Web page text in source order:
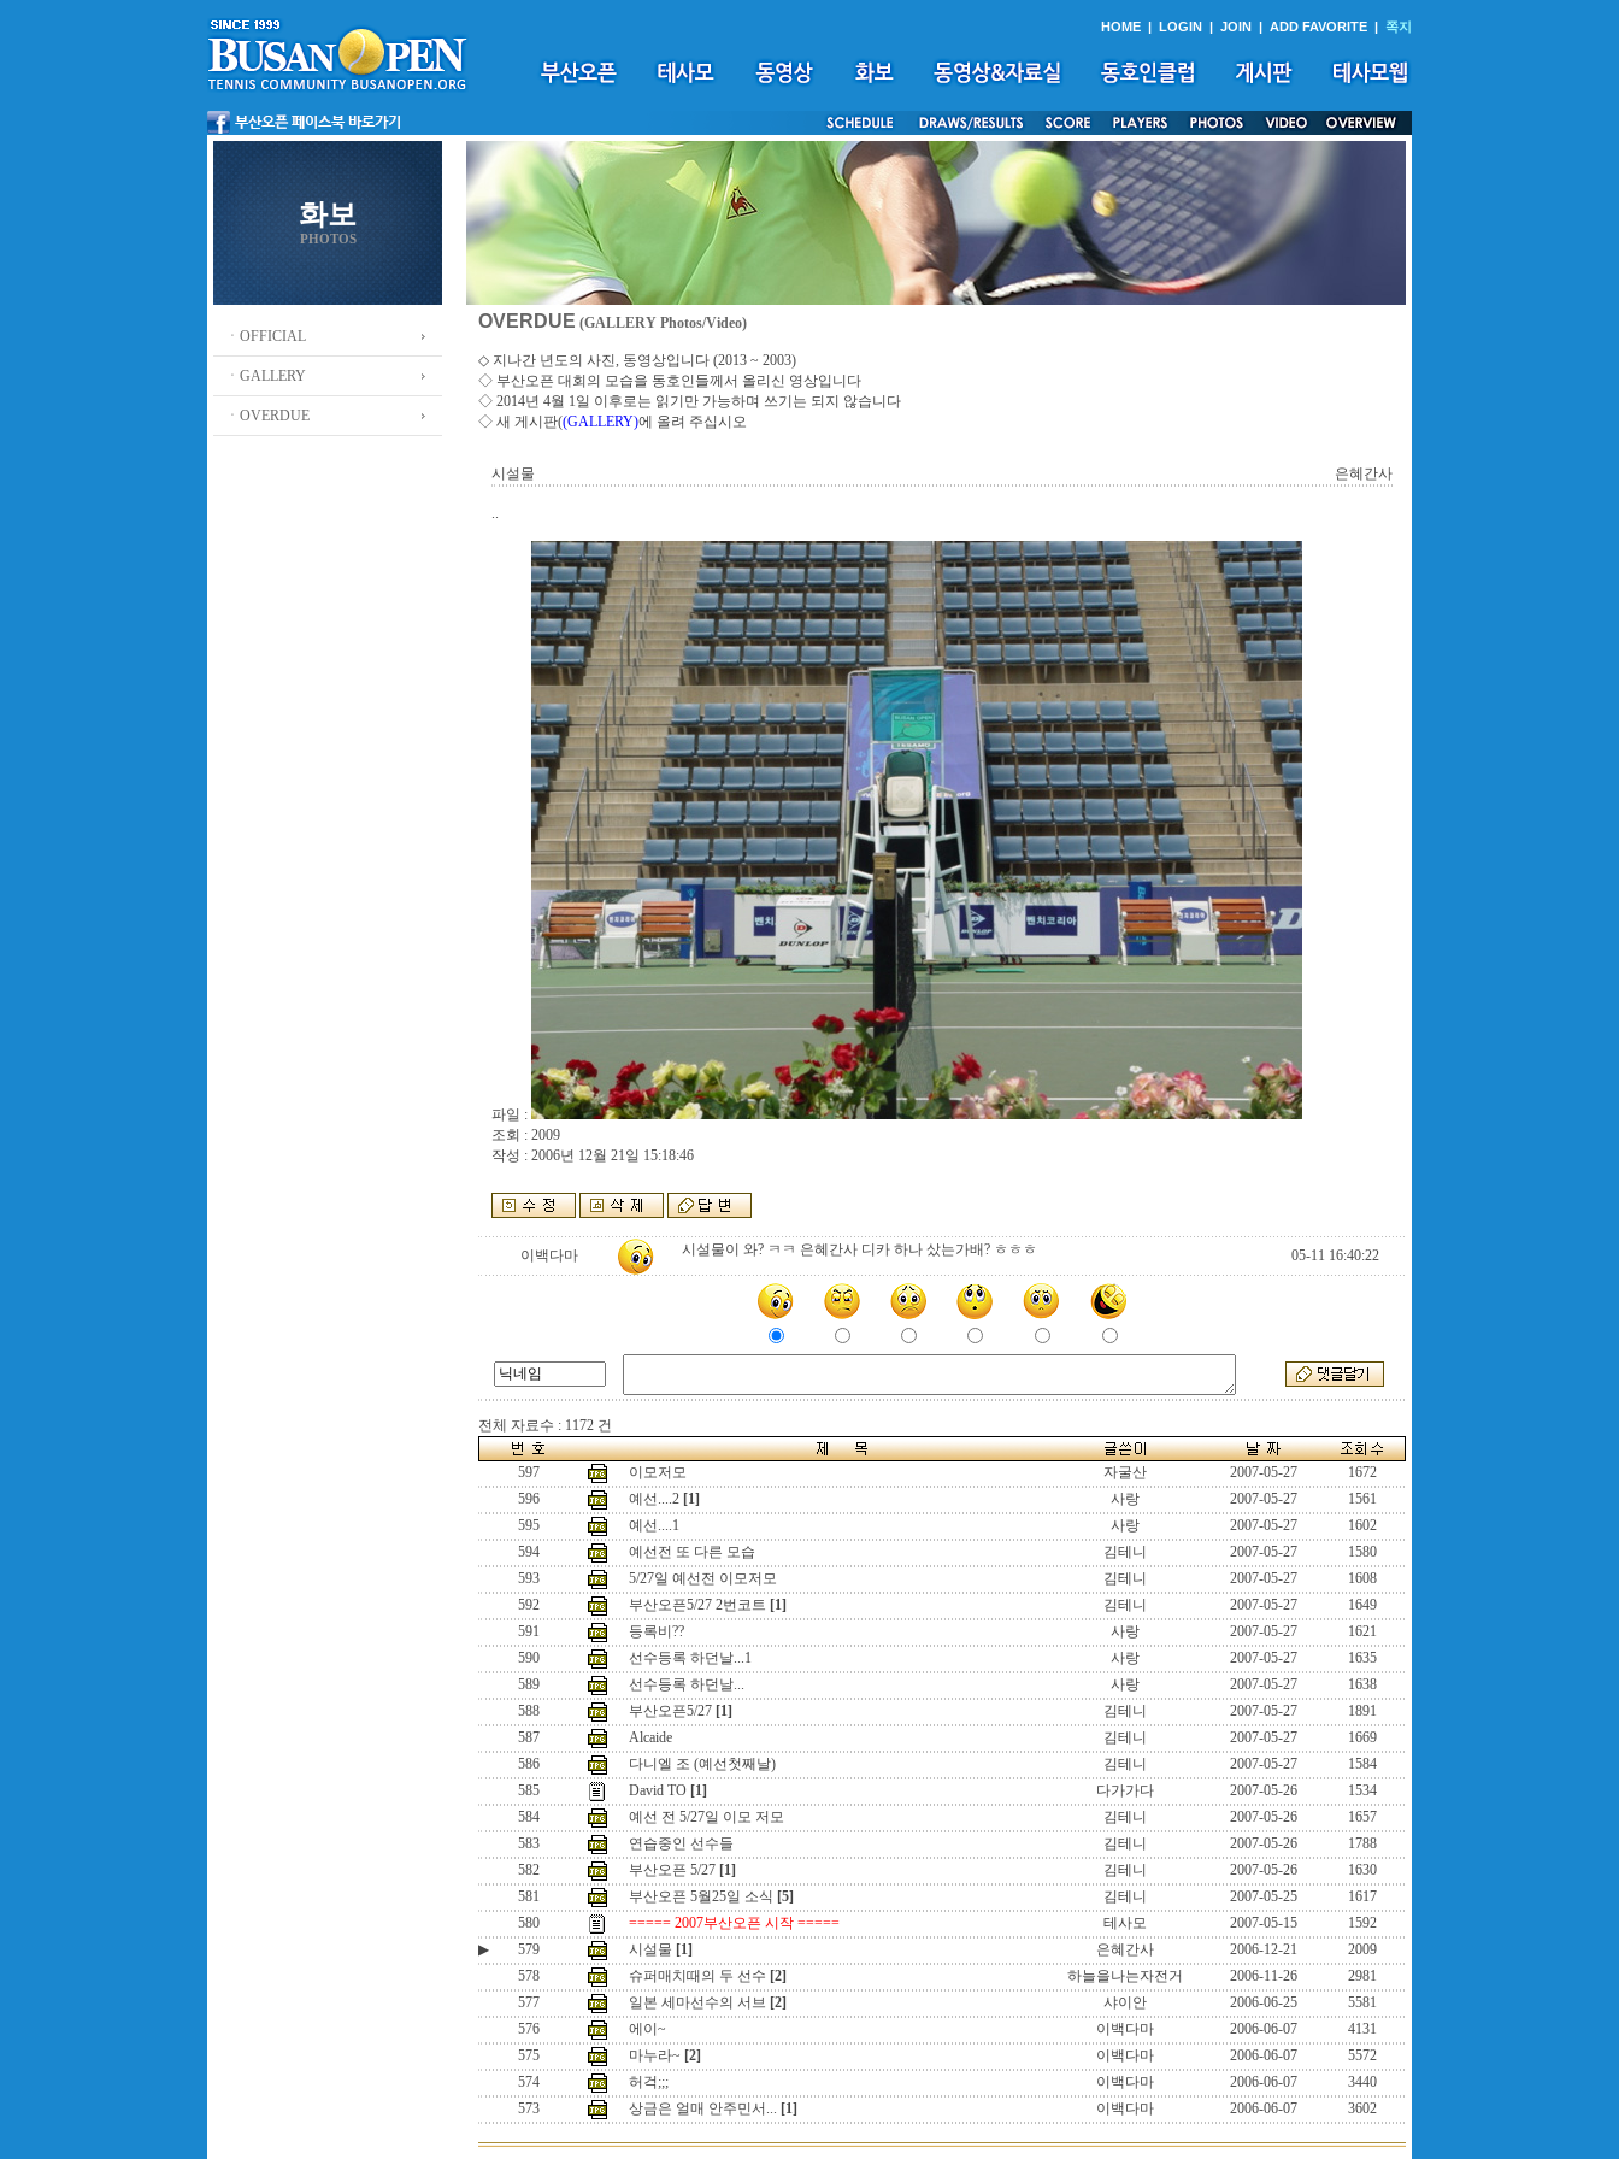
HOME | LOGIN | JOIN | ADD FAVORITE | 쪽지
화보
PHOTOS
ㆍOFFICIAL
ㆍGALLERY
ㆍOVERDUE
OVERDUE (GALLERY Photos/Video)
◇ 지나간 년도의 사진, 동영상입니다 (2013 ~ 2003)
◇ 부산오픈 대회의 모습을 동호인들께서 올리신 영상입니다
◇ 2014년 4월 1일 이후로는 읽기만 가능하며 쓰기는 되지 않습니다
◇ 새 게시판((GALLERY)에 올려 주십시오
시설물 은혜간사
..
파일 :
조회 : 2009
작성 : 2006년 12월 21일 15:18:46
이백다마 시설물이 와? ㅋㅋ 은혜간사 디카 하나 샀는가배? ㅎㅎㅎ 05-11 16:40:22
전체 자료수 : 1172 건
597 이모저모 자굴산 2007-05-27
1672
596
예선....2 [1] 사랑 2007-05-27
1561
595
예선....1 사랑 2007-05-27
1602
594
예선전 또 다른 모습 김테니 2007-05-27
1580
593
5/27일 예선전 이모저모 김테니 2007-05-27
1608
592
부산오픈5/27 2번코트 [1] 김테니 2007-05-27
1649
591
등록비?? 사랑 2007-05-27
1621
590
선수등록 하던날...1 사랑 2007-05-27
1635
589
선수등록 하던날... 사랑 2007-05-27
1638
588
부산오픈5/27 [1] 김테니 2007-05-27
1891
587
Alcaide 김테니 2007-05-27
1669
586
다니엘 조 (예선첫째날) 김테니 2007-05-27
1584
585
David TO [1] 다가가다 2007-05-26
1534
584
예선 전 5/27일 이모 저모 김테니 2007-05-26
1657
583
연습중인 선수들 김테니 2007-05-26
1788
582
부산오픈 5/27 [1] 김테니 2007-05-26
1630
581
부산오픈 5월25일 소식 [5] 김테니 2007-05-25
1617
580
===== 2007부산오픈 시작 ===== 테사모 2007-05-15
1592
▶
579 시설물 [1] 은혜간사 2006-12-21
2009
578
슈퍼매치때의 두 선수 [2] 하늘을나는자전거 2006-11-26
2981
577
일본 세마선수의 서브 [2] 샤이안 2006-06-25
5581
576
에이~ 이백다마 2006-06-07
4131
575
마누라~ [2] 이백다마 2006-06-07
5572
574
허걱;;; 이백다마 2006-06-07
3440
573
상금은 얼매 안주민서... [1] 이백다마 2006-06-07 3602